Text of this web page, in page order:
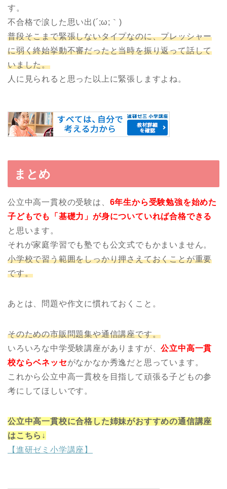
す。
不合格で涙した思い出(´;ω;｀)
普段そこまで緊張しないタイプなのに、プレッシャー
に弱く終始挙動不審だったと当時を振り返って話して
いました。
人に見られると思った以上に緊張しますよね。
まとめ
公立中高一貫校の受験は、 6年生から受験勉強を始めた
子どもでも「基礎力」が身についていれば合格できる
と思います。
それが家庭学習でも塾でも公文式でもかまいません。
小学校で習う範囲をしっかり押さえておくことが重要
です。
あとは、問題や作文に慣れておくこと。
そのための市販問題集や通信講座です。
いろいろな中学受験講座がありますが、公立中高一貫
校ならベネッセがなかなか秀逸だと思っています。
これから公立中高一貫校を目指して頑張る子どもの参
考にしてほしいです。
公立中高一貫校に合格した姉妹がおすすめの通信講座
はこちら↓
【進研ゼミ小学講座】